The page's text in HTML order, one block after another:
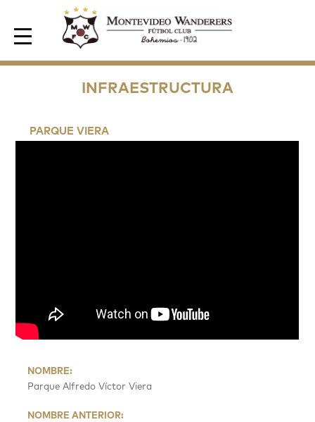
Area de Socios
INFRAESTRUCTURA
PARQUE VIERA
NOMBRE:
Parque Alfredo Víctor Viera
NOMBRE ANTERIOR: